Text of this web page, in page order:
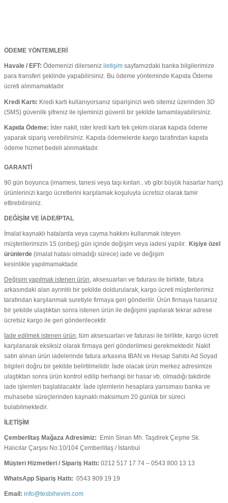
ÖDEME YÖNTEMLERİ
Havale / EFT: Ödemenizi dilerseniz iletişim sayfamızdaki banka bilgilerimize
para transferi şeklinde yapabilirsiniz. Bu ödeme yönteminde Kapıda Ödeme
ücreti alınmamaktadır.
Kredi Kartı: Kredi kartı kullanıyorsanız siparişinizi web sitemiz üzerinden 3D
(SMS) güvenlik şifreniz ile işleminizi güvenli bir şekilde tamamlayabilirsiniz.
Kapıda Ödeme: İster nakit, ister kredi kartı tek çekim olarak kapıda ödeme
yaparak sipariş verebilirsiniz. Kapıda ödemelerde kargo tarafından kapıda
ödeme hizmet bedeli alınmaktadır.
GARANTİ
90 gün boyunca (imamesi, tanesi veya taşı kırılan.. vb gibi büyük hasarlar hariç)
ürünlerinizi kargo ücretlerini karşılamak koşuluyla ücretsiz olarak tamir
ettirebilirsiniz.
DEĞİŞİM VE İADE/İPTAL
İmalat kaynaklı hatalarda veya cayma hakkını kullanmak isteyen
müşterilerimizin 15 (onbeş) gün içinde değişim veya iadesi yapılır. Kişiye özel
ürünlerde (imalat hatası olmadığı sürece) iade ve değişim
kesinlikle yapılmamaktadır.
Değişim yapılmak istenen ürün, aksesuarları ve faturası ile birlikte, fatura
arkasındaki alan ayrıntılı bir şekilde doldurularak, kargo ücreti müşterilerimiz
tarafından karşılanmak suretiyle firmaya geri gönderilir. Ürün firmaya hasarsız
bir şekilde ulaştıktan sonra istenen ürün ile değişimi yapılarak tekrar adrese
ücretsiz kargo ile geri gönderilecektir.
İade edilmek istenen ürün, tüm aksesuarları ve faturası ile birlikte, kargo ücreti
karşılanarak eksiksiz olarak firmaya geri gönderilmesi gerekmektedir. Nakit
satın alınan ürün iadelerinde fatura arkasına IBAN ve Hesap Sahibi Ad Soyad
bilgileri doğru bir şekilde belirtilmelidir. İade olacak ürün merkez adresimize
ulaştıktan sonra ürün kontrol edilip herhangi bir hasar vb. olmadığı takdirde
iade işlemleri başlatılacaktır. İade işlemlerin hesaplara yansıması banka ve
muhasebe süreçlerinden kaynaklı maksimum 20 günlük bir süreci
bulabilmektedir.
İLETİŞİM
Çemberlitaş Mağaza Adresimiz: Emin Sinan Mh. Taşdirek Çeşme Sk.
Halıcılar Çarşısı No:10/104 Çemberlitaş / İstanbul
Müşteri Hizmetleri / Sipariş Hattı: 0212 517 17 74 – 0543 800 13 13
WhatsApp Sipariş Hattı: 0543 909 19 19
Email: info@tesbihevim.com